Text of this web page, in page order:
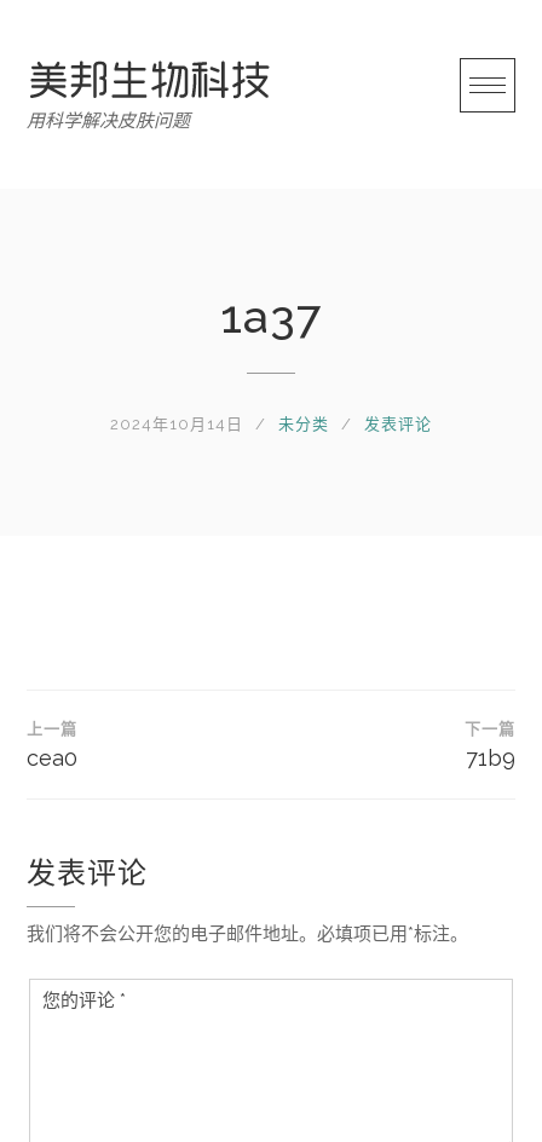
用科学解决皮肤问题
1a37
2024年10月14日 未分类 发表评论
文
章
航
上一篇
cea0
下一篇
71b9
发表评论
我们将不会公开您的电子邮件地址。必填项已用*标注。